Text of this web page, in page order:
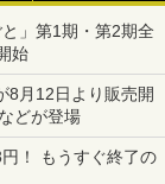
」第1期・第2期全
始
8月12日より販売開
どが登場
！ もうすぐ終了の